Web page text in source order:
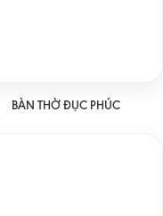
BÀN THỜ ĐỤC PHÚC